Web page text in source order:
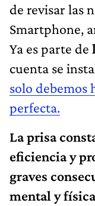
de revisar las
Smartphone,
Ya es parte de
cuenta se
solo debemos
perfecta.
La prisa
eficiencia y
graves
mental y